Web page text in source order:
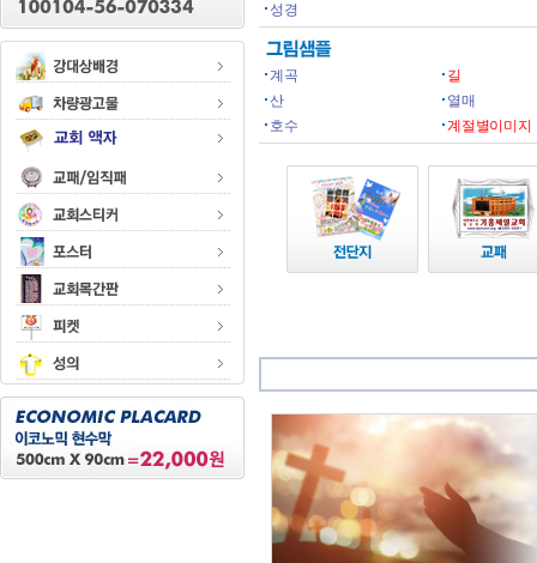
성경
계곡
길
산
열매
호수
계절별이미지